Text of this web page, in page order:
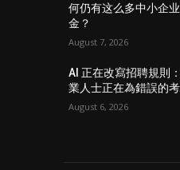
何仍有这么多中小企
金？
August 7, 2026
AI 正在改寫招聘規則
業人士正在為錯誤的考
August 6, 2026